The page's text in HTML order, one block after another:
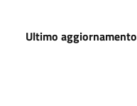
Ultimo aggiornamento